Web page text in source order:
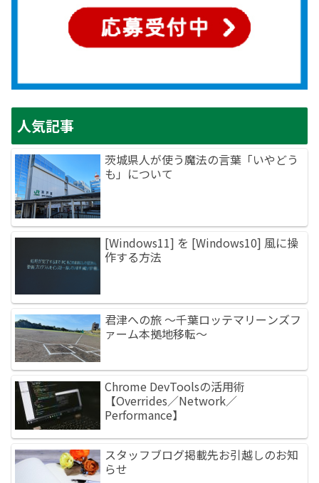
人気記事
茨城県人が使う魔法の言葉「いやどう
も」について
[Windows11] を [Windows10] 風に操
作する方法
君津への旅 ～千葉ロッテマリーンズフ
ァーム本拠地移転～
Chrome DevToolsの活用術
【Overrides／Network／
Performance】
スタッフブログ掲載先お引越しのお知
らせ